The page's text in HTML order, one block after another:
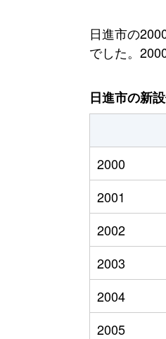
日進市の
でした。
日進市の新
2000
2001
2002
2003
2004
2005